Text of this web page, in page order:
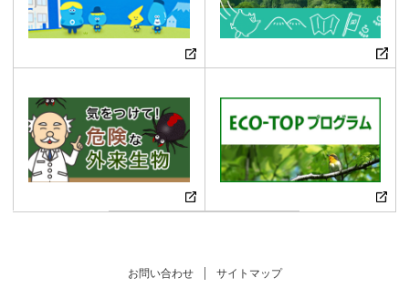
お問い合わせ サイトマップ